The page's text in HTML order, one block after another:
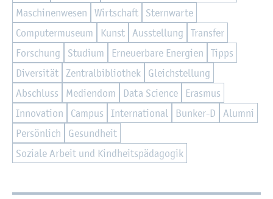
Ma­schi­nen­we­sen
Wirt­schaft
Stern­war­te
Com­pu­ter­mu­se­um
Kunst Aus­stel­lung
Trans­fer
For­schung
Stu­di­um Er­neu­er­ba­re En­er­gi­en
Tipps
Di­ver­si­tät Zen­tral­bi­blio­thek
Gleich­stel­lung
Ab­schluss
Me­di­en­dom Data Sci­ence
Eras­mus
In­no­va­ti­on
Cam­pus In­ter­na­tio­nal Bun­ker-D
Alum­ni
Per­sön­lich
Ge­sund­heit
So­zia­le Ar­beit und Kind­heits­päd­ago­gik
Wei­ter­füh­ren­de In­for­ma­tio­nen